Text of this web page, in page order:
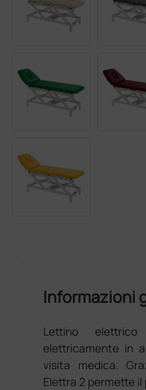
Informazioni
Lettino
elettricamente in
visita medica.
Elettra 2 permette il